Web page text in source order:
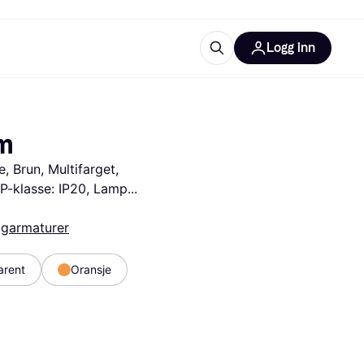
Logg inn
Brun, Multifarget,
klasse: IP20, Lamp
Oransje